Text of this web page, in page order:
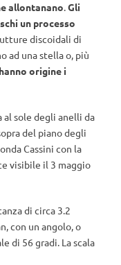
allontanano.Gli
un processo
discoidali di
ad una stella o, più
origine i
al sole degli anelli da
del piano degli
Cassini con la
visibile il 3 maggio
di circa 3.2
con un angolo, o
di 56 gradi. La scala